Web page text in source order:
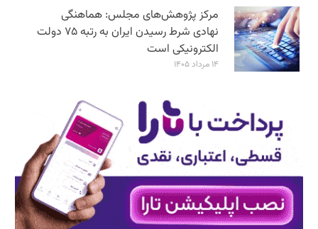
مرکز پژوهش‌های مجلس: هماهنگی
نهادی شرط رسیدن ایران به رتبه ۷۵ دولت
الکترونیکی است
۱۴ مرداد ۱۴۰۵